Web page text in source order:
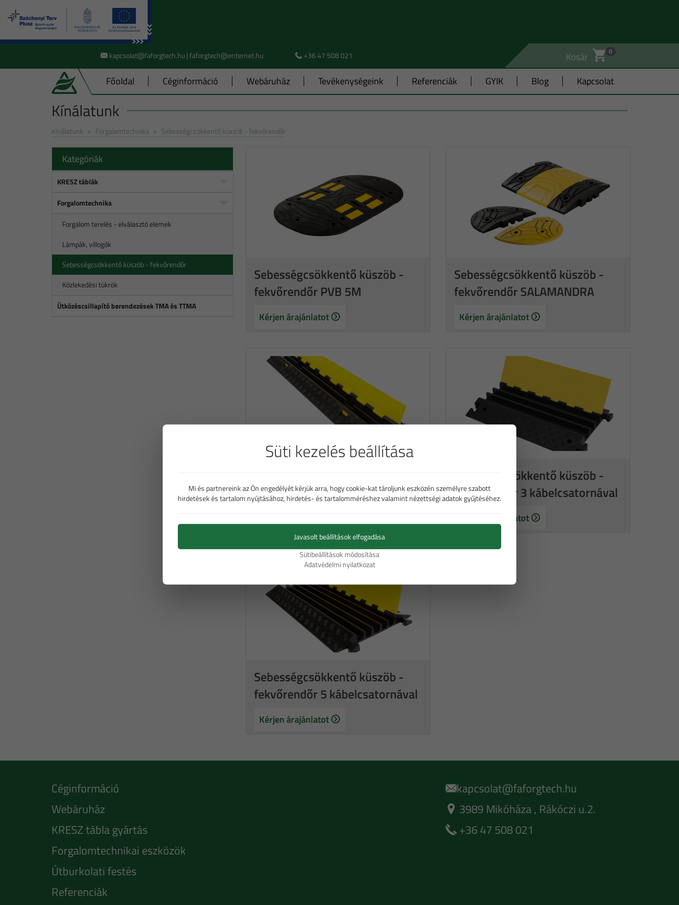
kapcsolat@faforgtech.hu | faforgtech@enternet.hu +36 47 508 021 Kosár 0
Főoldal Céginformáció Webáruház Tevékenységeink Referenciák GYIK Blog Kapcsolat
Kínálatunk
Kínálatunk Forgalomtechnika Sebességcsökkentő küszöb - fekvőrendőr
Kategóriák
KRESZ táblák
Forgalomtechnika
Forgalom terelés - elválasztó elemek
Lámpák, villogók
Sebességcsökkentő küszöb - fekvőrendőr
Közlekedési tükrök
Ütközéscsillapító berendezések TMA és TTMA
Sebességcsökkentő küszöb -
fekvőrendőr PVB 5M
Kérjen árajánlatot
Sebességcsökkentő küszöb -
fekvőrendőr SALAMANDRA
Kérjen árajánlatot
fekvőrendőr 2 kábelcsatornával
Sebességcsökkentő küszöb -
fekvőrendőr 3 kábelcsatornával
Kérjen árajánlatot
Sebességcsökkentő küszöb -
fekvőrendőr 5 kábelcsatornával
Kérjen árajánlatot
Céginformáció
Webáruház
KRESZ tábla gyártás
Forgalomtechnikai eszközök
Útburkolati festés
Referenciák
kapcsolat@faforgtech.hu
3989 Mikóháza, Rákóczi u.2.
+36 47 508 021
Süti kezelés beállítása
Mi és partnereink az Ön engedélyét kérjük arra, hogy cookie-kat tároljunk eszközén személyre szabott
hirdetések és tartalom nyújtásához, hirdetés- és tartalomméréshez valamint nézettségi adatok gyűjtéséhez.
Javasolt beállítások elfogadása
Sütibeállítások módosítása
Adatvédelmi nyilatkozat